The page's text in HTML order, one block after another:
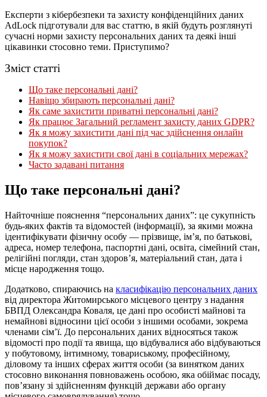
Експерти з кібербезпеки та захисту конфіденційних даних
AdLock підготували для вас статтю, в якій будуть розглянуті
сучасні норми захисту персональних даних та деякі інші
цікавинки стосовно теми. Приступимо?
Зміст статті
Що таке персональні дані?
Навіщо збирають персональні дані?
Як саме захистити приватні персональні дані?
Як працює Загальний регламент захисту даних GDPR?
Як я можу захистити дані під час здійснення онлайн
покупок?
Як я можу захистити свої дані в соціальних мережах?
Часто задавані питання
Що таке персональні дані?
Найточніше пояснення “персональних даних”: це сукупність
будь-яких фактів та відомостей (інформації), за якими можна
ідентифікувати фізичну особу — прізвище, ім’я, по батькові,
адреса, номер телефона, паспортні дані, освіта, сімейний стан,
релігійні погляди, стан здоров’я, матеріальний стан, дата і
місце народження тощо.
Додатково, спираючись на класифікацію персональних даних
від директора Житомирського місцевого центру з надання
БВПД Олександра Коваля, це дані про особисті майнові та
немайнові відносини цієї особи з іншими особами, зокрема
членами сім’ї. До персональних даних відносяться також
відомості про події та явища, що відбувалися або відбуваються
у побутовому, інтимному, товариському, професійному,
діловому та інших сферах життя особи (за винятком даних
стосовно виконання повноважень особою, яка обіймає посаду,
пов’язану зі здійсненням функцій держави або органу